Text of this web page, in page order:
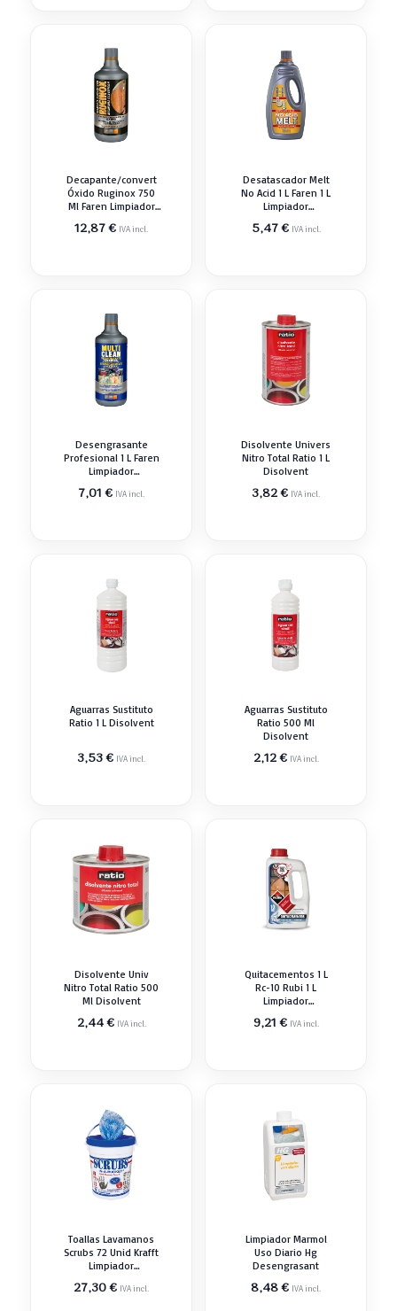
Decapante/convert
Óxido Ruginox 750
Ml Faren Limpiador
12,87€ IVA incl.
Desatascador Melt
No Acid 1 L Faren 1 L
Limpiador
5,47€ IVA incl.
Desengrasante
Profesional 1 L Faren
Limpiador
7,01€ IVA incl.
Disolvente Univers
Nitro Total Ratio 1 L
Disolvent
3,82€ IVA incl.
Aguarras Sustituto
Ratio 1 L Disolvent
3,53€ IVA incl.
Aguarras Sustituto
Ratio 500 Ml
Disolvent
2,12€ IVA incl.
Disolvente Univ
Nitro Total Ratio 500
Ml Disolvent
2,44€ IVA incl.
Quitacementos 1 L
Rc-10 Rubi 1 L
Limpiador
9,21€ IVA incl.
Toallas Lavamanos
Scrubs 72 Unid Krafft
Limpiador
27,30€ IVA incl.
Limpiador Marmol
Uso Diario Hg
Desengrasant
8,48€ IVA incl.